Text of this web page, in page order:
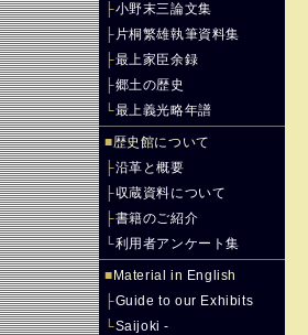
├小野末三論文集
├ 片桐繁雄執筆資料集
├最上家臣余録
├郷土の歴史
└最上義光略年譜
■歴史館について
├沿革と概要
├収蔵資料について
├書籍のご紹介
└利用者アンケート集
■ Material in English
├Guide to our Exhibits
└Saijoki -